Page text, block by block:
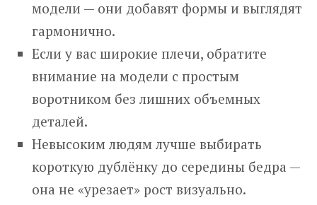
модели — они добавят формы и выглядят
гармонично.
Если у вас широкие плечи, обратите
внимание на модели с простым
воротником без лишних объемных
деталей.
Невысоким людям лучше выбирать
короткую дублёнку до середины бедра —
она не «урезает» рост визуально.